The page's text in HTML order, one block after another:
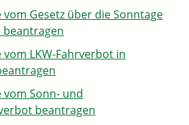
vom Gesetz über die Sonntage
beantragen
vom LKW-Fahrverbot in
vom Sonn- und
beantragen